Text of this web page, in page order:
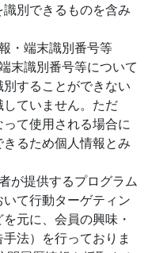
別できるものを含み
・端末識別番号等
末識別番号等について
することができない
ていません。ただ
て使用される場合に
るため個人情報とみ
が提供するプログラム
て行動ターゲティン
元に、会員の興味・
法）を行っておりま